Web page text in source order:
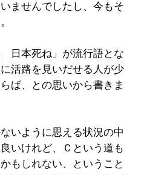
ませんでしたし、今もそ
本死ね」が流行語とな
活路を見いだせる人が少
ば、との思いから書きま
いように思える状況の中
いけれど、Ｃという道も
もしれない、ということ